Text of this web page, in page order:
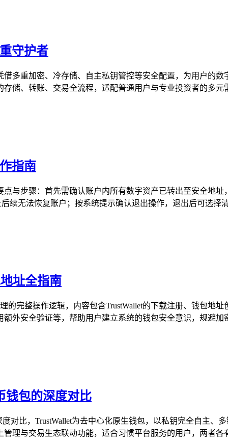
守护者
多重加密、冷存储、自主私钥管控等安全配置，为用户的
储、转账、交易全流程，适配普通用户与专业投资者的多
指南
与步骤：首先需确认账户内所有数字资产已转出至安全地
续无法恢复账户；按系统提示确认退出操作，退出后可选择
址全指南
的完整操作逻辑，内容包含TrustWallet的下载注册、钱包地
外安全验证等，帮助用户建立系统的钱包安全意识，规避加
钱包的深度对比
对比，TrustWallet为去中心化原生钱包，以私钥完全自主
理与交易生态联动功能，适合习惯平台服务的用户，两者各